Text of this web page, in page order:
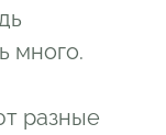
много.
разные